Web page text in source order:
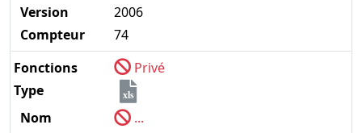
Version
2006
Compteur
74
Fonctions
Privé
Type
xls
Nom
...